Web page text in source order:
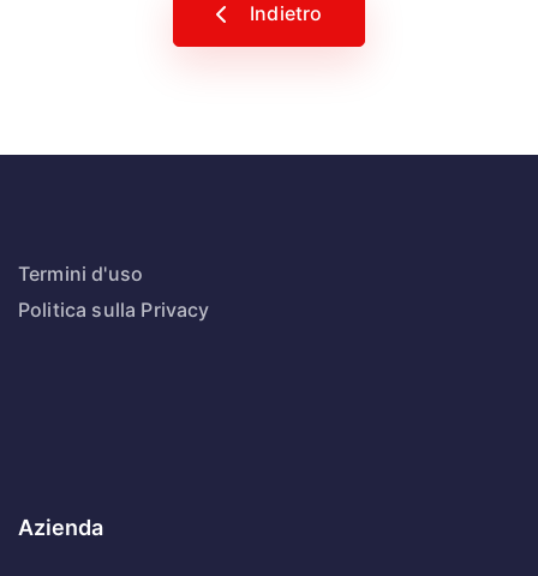
Indietro
Termini d'uso
Politica sulla Privacy
Azienda